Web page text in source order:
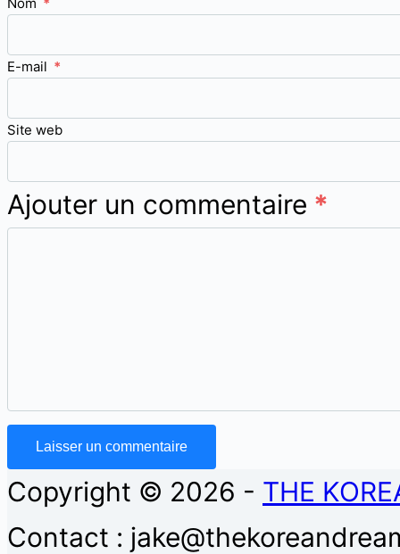
E-mail *
Site web
Ajouter un commentaire *
Laisser un commentaire
Copyright © 2026 - THE
Contact :